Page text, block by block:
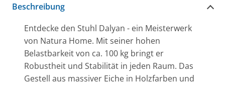
Beschreibung
Entdecke den Stuhl Dalyan - ein Meisterwerk
von Natura Home. Mit seiner hohen
Belastbarkeit von ca. 100 kg bringt er
Robustheit und Stabilität in jeden Raum. Das
Gestell aus massiver Eiche in Holzfarben und